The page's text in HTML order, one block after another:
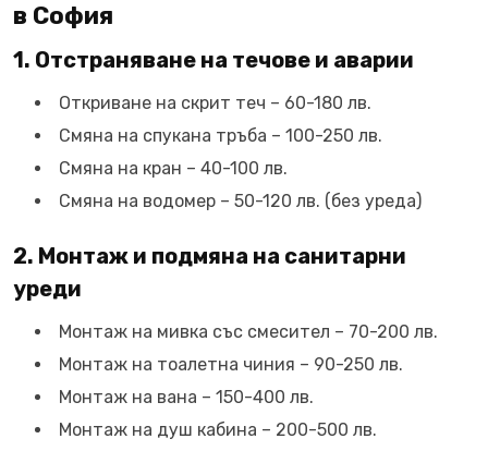
в София
1. Отстраняване на течове и аварии
Откриване на скрит теч – 60-180 лв.
Смяна на спукана тръба – 100-250 лв.
Смяна на кран – 40-100 лв.
Смяна на водомер – 50-120 лв. (без уреда)
2. Монтаж и подмяна на санитарни
уреди
Монтаж на мивка със смесител – 70-200 лв.
Монтаж на тоалетна чиния – 90-250 лв.
Монтаж на вана – 150-400 лв.
Монтаж на душ кабина – 200-500 лв.